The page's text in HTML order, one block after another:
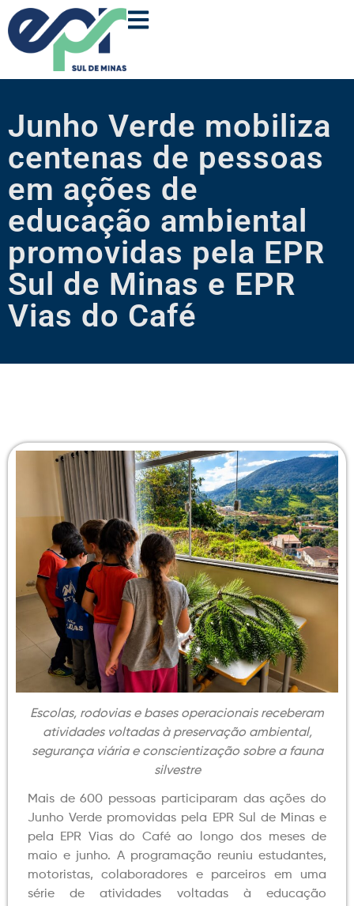
Junho Verde mobiliza
centenas de pessoas
em ações de
educação ambiental
promovidas pela EPR
Sul de Minas e EPR
Vias do Café
Escolas, rodovias e bases operacionais receberam
atividades voltadas à preservação ambiental,
segurança viária e conscientização sobre a fauna
silvestre
Mais de 600 pessoas participaram das ações do
Junho Verde promovidas pela EPR Sul de Minas e
pela EPR Vias do Café ao longo dos meses de
maio e junho. A programação reuniu estudantes,
motoristas, colaboradores e parceiros em uma
série de atividades voltadas à educação